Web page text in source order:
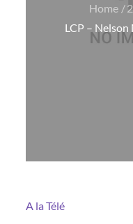
Home
LCP –
A la Télé